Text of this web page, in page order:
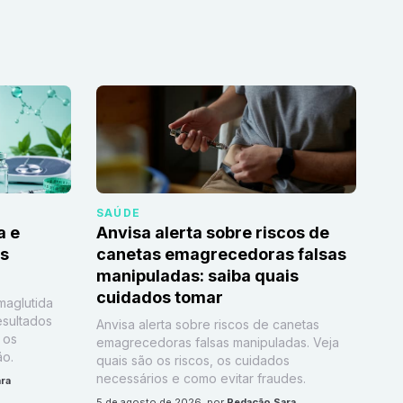
e
SAÚDE
Anvisa alerta sobre riscos de
canetas emagrecedoras falsas
manipuladas: saiba quais
cuidados tomar
Anvisa alerta sobre riscos de canetas
emagrecedoras falsas manipuladas. Veja
quais são os riscos, os cuidados
necessários e como evitar fraudes.